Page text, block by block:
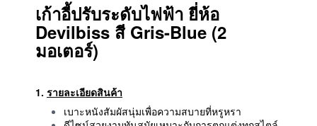
เก้าอี้ปรับระดับไฟฟ้า ยี่ห้อ
Devilbiss สี Gris-Blue (2
มอเตอร์)
1. รายละเอียดสินค้า
เบาะหนังสัมผัสนุ่มเพื่อความสบายที่หรูหรา